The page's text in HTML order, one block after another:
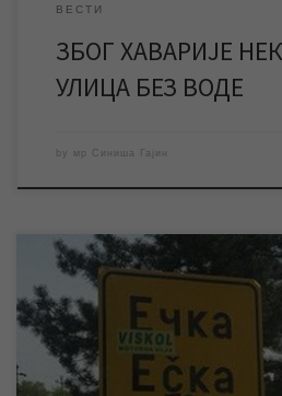
ВЕСТИ
ЗБОГ ХАВАРИЈЕ
УЛИЦА БЕЗ ВОДЕ
by мр Синиша Гајин
Због радова које изводи ЈКП
свом изворишту, а одакле се водом
Ечка, овом насељеном месту је
водоснабдевање. Очекује се да ће